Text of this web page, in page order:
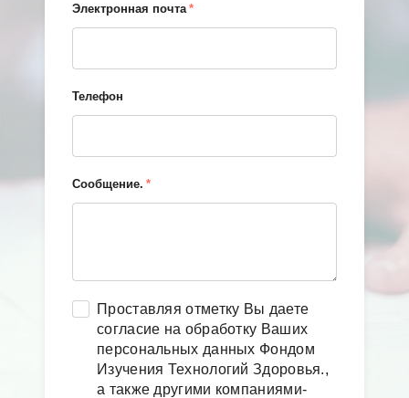
Электронная почта *
Телефон
Сообщение. *
Проставляя отметку Вы даете
согласие на обработку Ваших
персональных данных Фондом
Изучения Технологий Здоровья.,
а также другими компаниями-